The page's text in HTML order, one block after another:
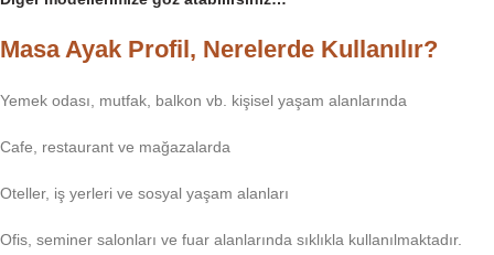
Masa Ayak Profil, Nerelerde Kullanılır?
Yemek odası, mutfak, balkon vb. kişisel yaşam alanlarında
Cafe, restaurant ve mağazalarda
Oteller, iş yerleri ve sosyal yaşam alanları
Ofis, seminer salonları ve fuar alanlarında sıklıkla kullanılmaktadır.